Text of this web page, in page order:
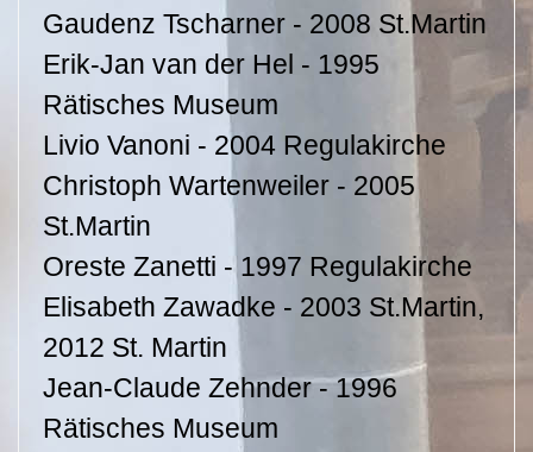
Gaudenz Tscharner - 2008 St.Martin
Erik-Jan van der Hel - 1995
Rätisches Museum
Livio Vanoni - 2004 Regulakirche
Christoph Wartenweiler - 2005
St.Martin
Oreste Zanetti - 1997 Regulakirche
Elisabeth Zawadke - 2003 St.Martin,
2012 St. Martin
Jean-Claude Zehnder - 1996
Rätisches Museum